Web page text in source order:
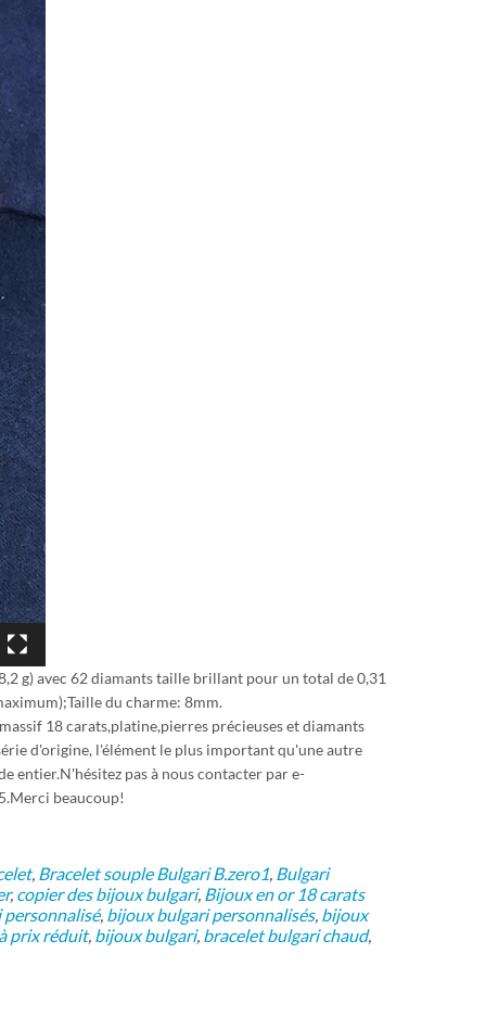
g) avec 62 diamants taille brillant pour un total de 0,31
du charme: 8mm.
18 carats,platine,pierres précieuses et diamants
d'origine, l'élément le plus important qu'une autre
entier.N'hésitez pas à nous contacter par e-
beaucoup!
, Bracelet souple Bulgari B.zero1, Bulgari
, copier des bijoux bulgari, Bijoux en or 18 carats
, bijoux bulgari personnalisés, bijoux
prix réduit, bijoux bulgari, bracelet bulgari chaud,